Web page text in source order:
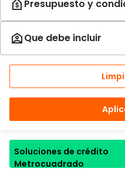
Soluciones de crédito
Metrocuadrado